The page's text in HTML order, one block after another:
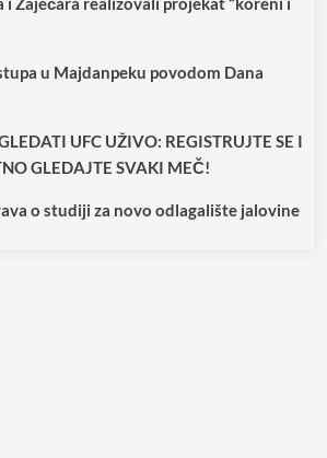
u Majdanpeku povodom Dana
UFC UŽIVO: REGISTRUJTE SE I
GLEDAJTE SVAKI MEČ!
o studiji za novo odlagalište jalovine